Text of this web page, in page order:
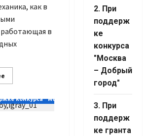
как в
в
больше
тренажер
конкурса "Москва – Добрый город"
2. При
поддерж
ке
конкурса
"Москва
– Добрый
город"
3. При
поддерж
ке гранта